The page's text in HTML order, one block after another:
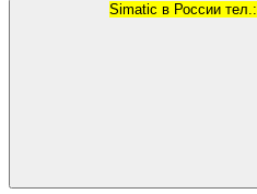
Simatic в России тел.: